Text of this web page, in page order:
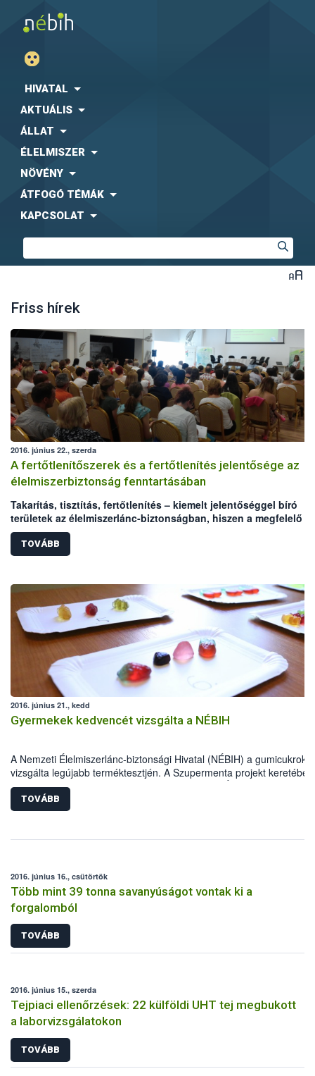
HIVATAL
AKTUÁLIS
ÁLLAT
ÉLELMISZER
NÖVÉNY
ÁTFOGÓ TÉMÁK
KAPCSOLAT
Friss hírek
2016. június 22., szerda
A fertőtlenítőszerek és a fertőtlenítés jelentősége az
élelmiszerbiztonság fenntartásában
Takarítás, tisztítás, fertőtlenítés – kiemelt jelentőséggel bíró
területek az élelmiszerlánc-biztonságban, hiszen a megfelelő
higiénia kialakítása, fenntartása az élelmiszerek biztonságát és
minőségét befolyásolja. A nem megfelelő hatékonyságú, vagy
rosszul használt fertőtlenítő szerek súlyos élelmiszerbiztonsági
Hivatal (NÉBIH) az Országos Tisztifőorvosi Hivatallal (OTH)
az Élelmiszer Higiénikusok Társasága kezdeményezésére
megszervezte azt a konferenciát, amelyen a fertőtlenítés
felmerülő problémák kezeléséről, a hatékony hibafeltárásról és
beavatkozásról, valamint megoldási lehetőségekről is
a szakemberek.
TOVÁBB
2016. június 21., kedd
Gyermekek kedvencét vizsgálta a NÉBIH
A Nemzeti Élelmiszerlánc-biztonsági Hivatal (NÉBIH) a gumicukrokat
vizsgálta legújabb terméktesztjén. A Szupermenta projekt
gumicukrot ellenőriztek a hatóság munkatársai. Élelmiszerbiztonsági
szempontból valamennyi megfelelőnek bizonyult, de hibás jelölés
termék esetében kellett hatósági eljárást indítani.
TOVÁBB
2016. június 16., csütörtök
Több mint 39 tonna savanyúságot vontak ki a
forgalomból
TOVÁBB
2016. június 15., szerda
Tejpiaci ellenőrzések: 22 külföldi UHT tej megbukott
a laborvizsgálatokon
TOVÁBB